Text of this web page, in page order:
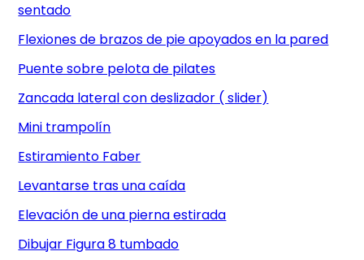
sentado
Flexiones de brazos de pie apoyados en la pared
Puente sobre pelota de pilates
Zancada lateral con deslizador ( slider)
Mini trampolín
Estiramiento Faber
Levantarse tras una caída
Elevación de una pierna estirada
Dibujar Figura 8 tumbado